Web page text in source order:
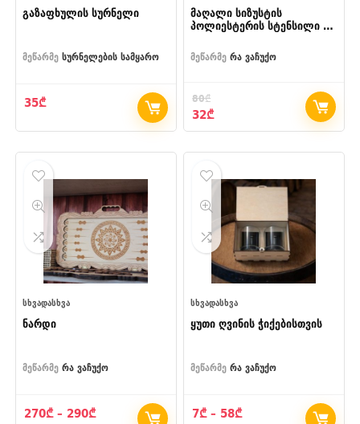
გაზაფხულის სურნელი
მეწარმე სურნელების სამყარო
35₾
მაღალი სიზუსტის
პოლიესტერის სტენსილი –
1 მიკრონი,
ინდივიდუალური დიზაინით
(130×90 სმ)
მეწარმე რა ვაჩუქო
80₾
Original
price
32₾Current
price
ᲡᲮᲕᲐᲓᲐᲡᲮᲕᲐ
ნარდი
მეწარმე რა ვაჩუქო
270₾ – 290₾Price
ᲡᲮᲕᲐᲓᲐᲡᲮᲕᲐ
ყუთი ღვინის ჭიქებისთვის
მეწარმე რა ვაჩუქო
7₾ – 58₾Price